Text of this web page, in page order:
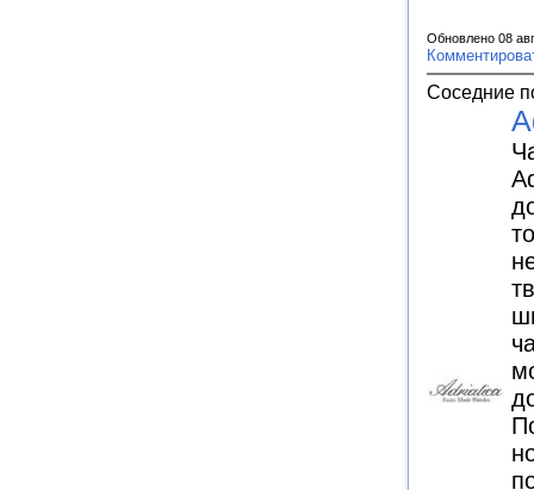
Обновлено 08
Соседние